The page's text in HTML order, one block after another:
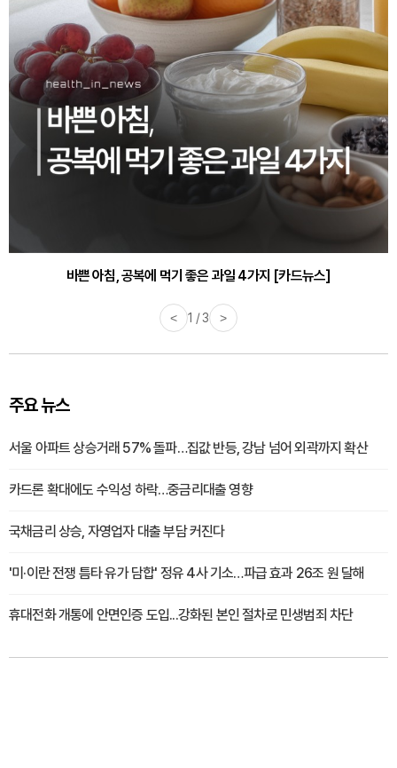
바쁜 아침, 공복에 먹기 좋은 과일 4가지 [카드뉴스]
< 1 / 3 >
주요 뉴스
서울 아파트 상승거래 57% 돌파…집값 반등, 강남 넘어 외곽까지 확산
카드론 확대에도 수익성 하락…중금리대출 영향
국채금리 상승, 자영업자 대출 부담 커진다
'미·이란 전쟁 틈타 유가 담합' 정유 4사 기소…파급 효과 26조 원 달해
휴대전화 개통에 안면인증 도입...강화된 본인 절차로 민생범죄 차단